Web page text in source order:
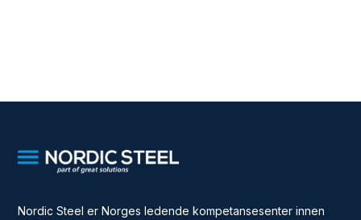
Nordic Steel er Norges ledende kompetansesenter innen